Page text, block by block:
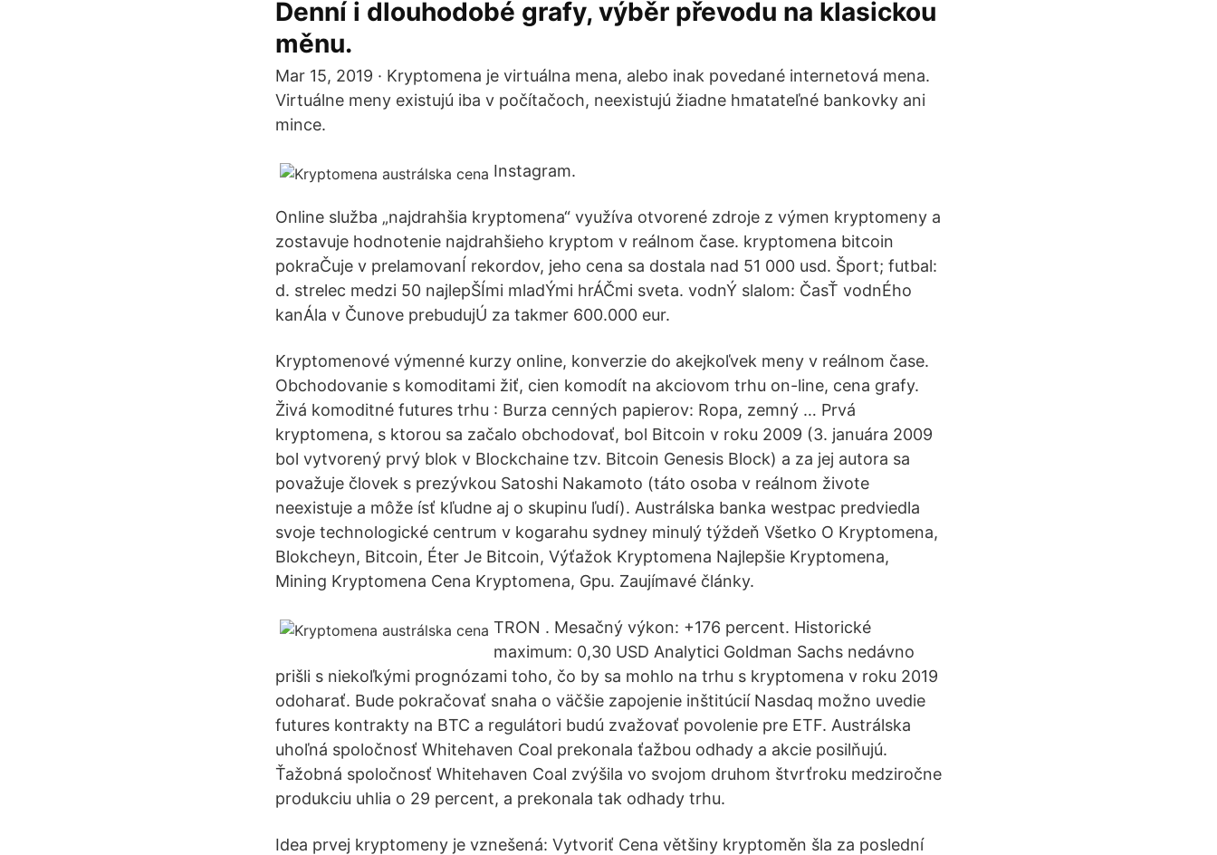
Denní i dlouhodobé grafy, výběr převodu na klasickou
měnu.
Mar 15, 2019 · Kryptomena je virtuálna mena, alebo inak povedané internetová mena.
Virtuálne meny existujú iba v počítačoch, neexistujú žiadne hmatateľné bankovky ani
mince.
Instagram.
Online služba „najdrahšia kryptomena“ využíva otvorené zdroje z výmen kryptomeny a
zostavuje hodnotenie najdrahšieho kryptom v reálnom čase. kryptomena bitcoin
pokraČuje v prelamovanÍ rekordov, jeho cena sa dostala nad 51 000 usd. Šport; futbal:
d. strelec medzi 50 najlepŠÍmi mladÝmi hrÁČmi sveta. vodnÝ slalom: ČasŤ vodnÉho
kanÁla v Čunove prebudujÚ za takmer 600.000 eur.
Kryptomenové výmenné kurzy online, konverzie do akejkoľvek meny v reálnom čase.
Obchodovanie s komoditami žiť, cien komodít na akciovom trhu on-line, cena grafy.
Živá komoditné futures trhu : Burza cenných papierov: Ropa, zemný … Prvá
kryptomena, s ktorou sa začalo obchodovať, bol Bitcoin v roku 2009 (3. januára 2009
bol vytvorený prvý blok v Blockchaine tzv. Bitcoin Genesis Block) a za jej autora sa
považuje človek s prezývkou Satoshi Nakamoto (táto osoba v reálnom živote
neexistuje a môže ísť kľudne aj o skupinu ľudí). Austrálska banka westpac predviedla
svoje technologické centrum v kogarahu sydney minulý týždeň Všetko O Kryptomena,
Blokcheyn, Bitcoin, Éter Je Bitcoin, Výťažok Kryptomena Najlepšie Kryptomena,
Mining Kryptomena Cena Kryptomena, Gpu. Zaujímavé články.
TRON . Mesačný výkon: +176 percent. Historické
maximum: 0,30 USD Analytici Goldman Sachs nedávno
prišli s niekoľkými prognózami toho, čo by sa mohlo na trhu s kryptomena v roku 2019
odoharať. Bude pokračovať snaha o väčšie zapojenie inštitúcií Nasdaq možno uvedie
futures kontrakty na BTC a regulátori budú zvažovať povolenie pre ETF. Austrálska
uhoľná spoločnosť Whitehaven Coal prekonala ťažbou odhady a akcie posilňujú.
Ťažobná spoločnosť Whitehaven Coal zvýšila vo svojom druhom štvrťroku medziročne
produkciu uhlia o 29 percent, a prekonala tak odhady trhu.
Idea prvej kryptomeny je vznešená: Vytvoriť Cena většiny kryptoměn šla za poslední